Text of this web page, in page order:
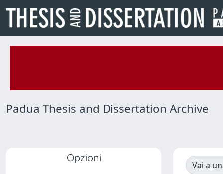
Padua Thesis and Dissertation Archive
Opzioni
Vai a